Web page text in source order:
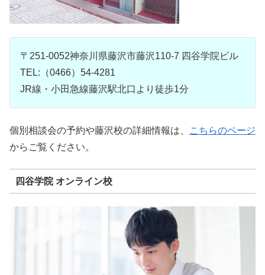
〒251-0052神奈川県藤沢市藤沢110-7 四谷学院ビル
TEL:（0466）54-4281
JR線・小田急線藤沢駅北口より徒歩1分
個別相談会の予約や藤沢校の詳細情報は、
こちらのページ
からご覧ください。
四谷学院 オンライン校